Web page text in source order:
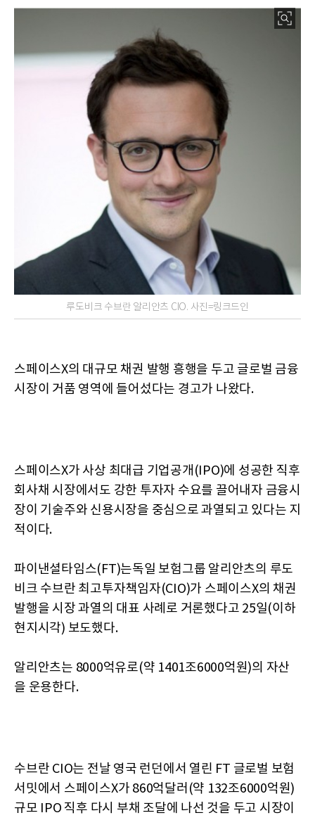
루도비크 수브란 알리안츠 CIO. 사진=링크드인
스페이스X의 대규모 채권 발행 흥행을 두고 글로벌 금융
시장이 거품 영역에 들어섰다는 경고가 나왔다.
스페이스X가 사상 최대급 기업공개(IPO)에 성공한 직후
회사채 시장에서도 강한 투자자 수요를 끌어내자 금융시
장이 기술주와 신용시장을 중심으로 과열되고 있다는 지
적이다.
파이낸셜타임스(FT)는독일 보험그룹 알리안츠의 루도
비크 수브란 최고투자책임자(CIO)가 스페이스X의 채권
발행을 시장 과열의 대표 사례로 거론했다고 25일(이하
현지시각) 보도했다.
알리안츠는 8000억유로(약 1401조6000억원)의 자산
을 운용한다.
수브란 CIO는 전날 영국 런던에서 열린 FT 글로벌 보험
서밋에서 스페이스X가 860억달러(약 132조6000억원)
규모 IPO 직후 다시 부채 조달에 나선 것을 두고 시장이